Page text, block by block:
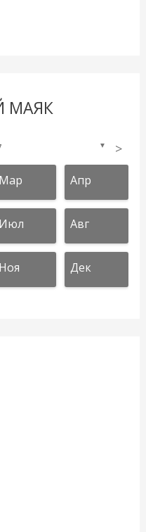
МАЯК
▼ >
Мар Апр
Июл Авг
Ноя Дек